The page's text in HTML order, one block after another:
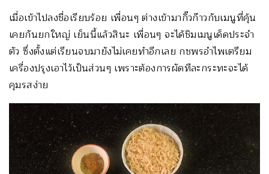
เมื่อเข้าไปลงชื่อเรียบร้อย เพื่อนๆ ต่างเข้ามากิ๊วก๊าวกับเมนูที่คุ้น
เคยกันยกใหญ่ เย็นนี้แล้วสินะ เพื่อนๆ จะได้ชิมเมนูเด็ดประจำ
ตัว ซึ่งตั้งแต่เรียนจบมายังไม่เคยทำอีกเลย กชพรอำไพเตรียม
เครื่องปรุงเอาไว้เป็นส่วนๆ เพราะต้องการผัดทีละกระทะจะได้
คุมรสง่าย